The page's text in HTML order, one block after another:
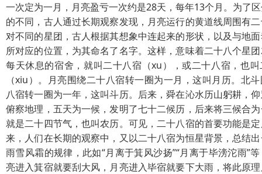
一次定为一月，月亮盈亏一次约是28天，每年13个月。为了
的不同，古人通过长期观察发现，月亮运行的黄道线周围有
对不同的星团，古人根据其想象中连起来的形状，以及与地
所对应的位置，为其命名了名字。这样，意味着二十八个星
每天休息的宿舍，就叫二十八宿（xu），或二十八宿，也
（xiu）。月亮围绕二十八宿转一圈为一月，这叫月历。北
八宿转一圈为一年，这叫斗历。后来，舜在沁水历山躬耕，
俯察地理，五天为一候，发明了七十二候历，后来将三候合
就是二十四节气，也叫农历。可见，二十八宿的首要功能是
来，人们在长期的观察中，又以二十八宿为恒星背景，总结
雨雪风霜的规律，此如“月离于箕风沙扬”“月离于毕滂沱雨”
亮进入箕宿就要刮大风，月亮进入毕宿就要下大雨，将此原